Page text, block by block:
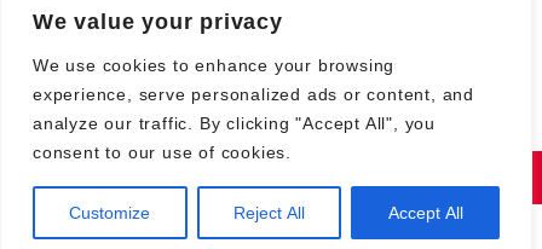
We value your privacy
We use cookies to enhance your browsing
experience, serve personalized ads or content, and
analyze our traffic. By clicking "Accept All", you
consent to our use of cookies.
Customize Reject All Accept All